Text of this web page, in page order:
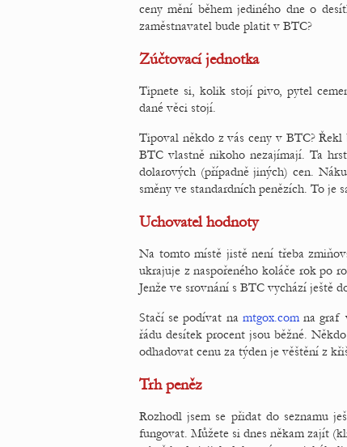
ceny mění během jediného dne o
zaměstnavatel bude platit v BTC?
Zúčtovací jednotka
Tipnete si, kolik stojí pivo, pytel
dané věci stojí.
Tipoval někdo z vás ceny v BTC?
BTC vlastně nikoho nezajímají. Ta
dolarových (případně jiných) cen.
směny ve standardních penězích. To je
Uchovatel hodnoty
Na tomto místě jistě není třeba
ukrajuje z naspořeného koláče rok po
Jenže ve srovnání s BTC vychází ještě
Stačí se podívat na mtgox.comna graf
řádu desítek procent jsou běžné.
odhadovat cenu za týden je věštění z
Trh peněz
Rozhodl jsem se přidat do seznamu
fungovat. Můžete si dnes někam zajít